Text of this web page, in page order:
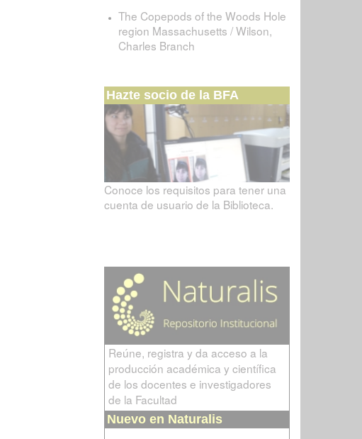
The Copepods of the Woods Hole
region Massachusetts / Wilson,
Charles Branch
Hazte socio de la BFA
Conoce los requisitos para tener una
cuenta de usuario de la Biblioteca.
Reúne, registra y da acceso a la
producción académica y científica
de los docentes e investigadores
de la Facultad
Nuevo en Naturalis